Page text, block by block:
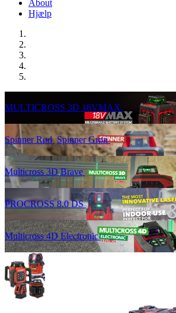
About
Hjælp
MULTICROSS 3D 18VMAX
Spinner Rød Spinner Grøn
Multicross 3D Brave
PROCROSS 8.0 DS
Multicross 4D Electronic